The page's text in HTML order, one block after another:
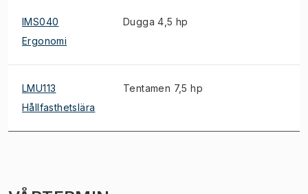
IMS040
Ergonomi
Dugga 4,5 hp
LMU113
Hållfasthetslära
Tentamen 7,5 hp